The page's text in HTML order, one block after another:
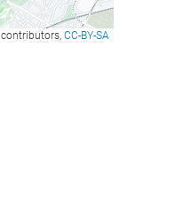
contributors, CC-BY-SA